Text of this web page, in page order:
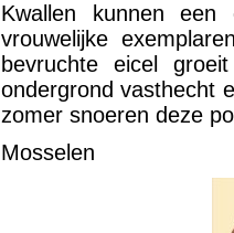
Kwallen kunnen
vrouwelijke
bevruchte eicel
ondergrond vasthecht
zomer snoeren deze
Mosselen